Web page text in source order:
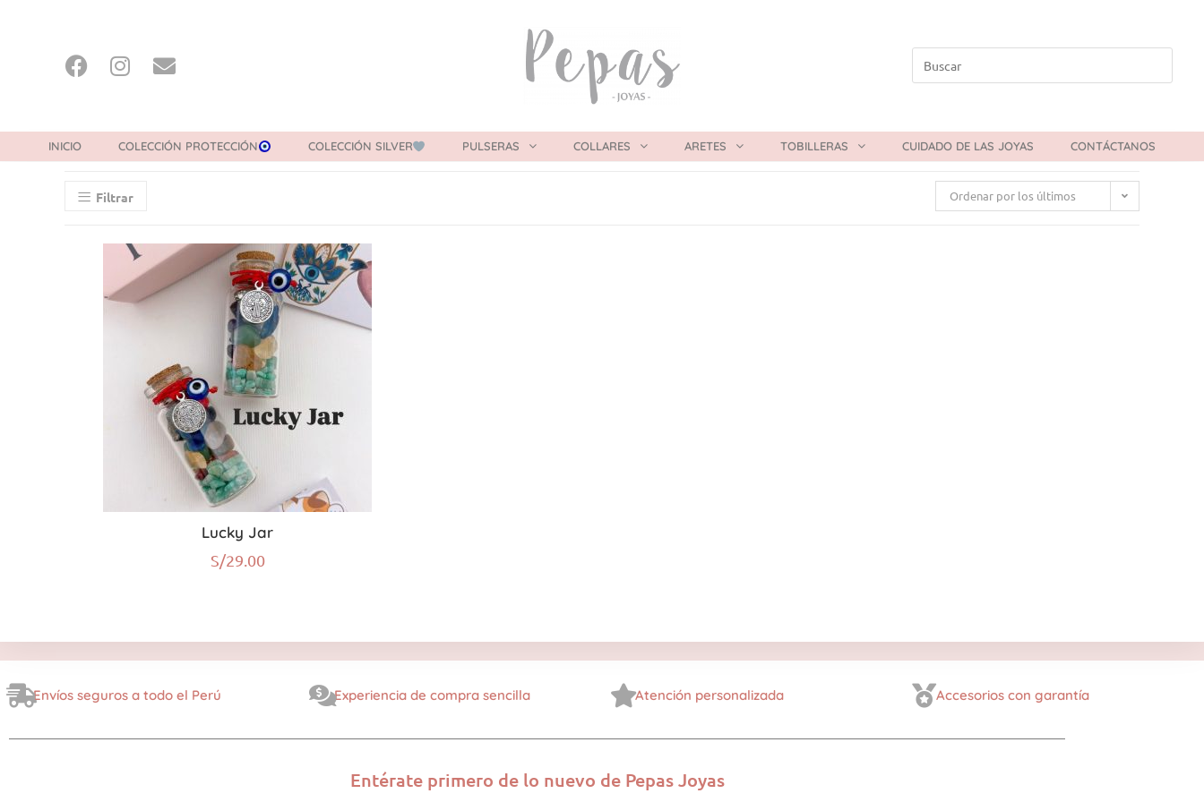
INICIO COLECCIÓN PROTECCIÓN COLECCIÓN SILVER PULSERAS COLLARES ARETES TOBILLERAS CUIDADO DE LAS JOYAS CONTÁCTANOS
Filtrar Ordenar por los últimos
Lucky Jar
S/29.00
Envíos seguros a todo el Perú Experiencia de compra sencilla Atención personalizada Accesorios con garantía
Entérate primero de lo nuevo de Pepas Joyas